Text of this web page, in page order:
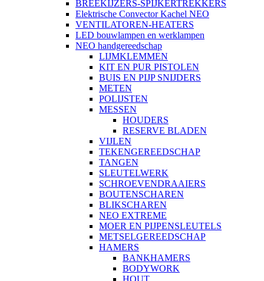
BREEKIJZERS-SPIJKERTREKKERS
Elektrische Convector Kachel NEO
VENTILATOREN-HEATERS
LED bouwlampen en werklampen
NEO handgereedschap
LIJMKLEMMEN
KIT EN PUR PISTOLEN
BUIS EN PIJP SNIJDERS
METEN
POLIJSTEN
MESSEN
HOUDERS
RESERVE BLADEN
VIJLEN
TEKENGEREEDSCHAP
TANGEN
SLEUTELWERK
SCHROEVENDRAAIERS
BOUTENSCHAREN
BLIKSCHAREN
NEO EXTREME
MOER EN PIJPENSLEUTELS
METSELGEREEDSCHAP
HAMERS
BANKHAMERS
BODYWORK
HOUT